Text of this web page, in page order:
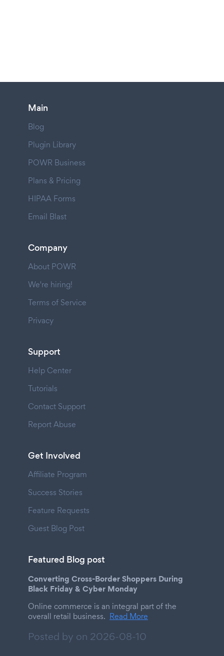
Main
Blog
Plugin Library
POWR Business
Plans & Pricing
HIPAA Forms
Email Blast
Company
About POWR
We're hiring!
Terms of Service
Privacy
Support
Help Center
Tutorials
Contact Support
Report Abuse
Get Involved
Affiliate Program
Success Stories
Feature Requests
Guest Blog Post
Featured Blog post
Converting Cross-Border Shoppers During
Black Friday & Cyber Monday
Online commerce is an integral part of the
overall retail business. Read More
Posted by on 2026-08-10